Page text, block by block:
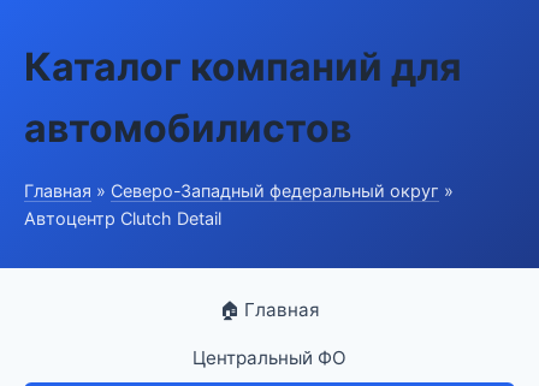
Каталог компаний для
автомобилистов
Главная » Северо-Западный федеральный округ »
Автоцентр Clutch Detail
🏠 Главная
Центральный ФО